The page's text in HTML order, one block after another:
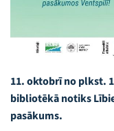
11. oktobrī no plkst.
bibliotēkā notiks
pasākums.